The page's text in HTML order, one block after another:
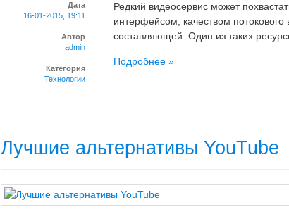
Дата
16-01-2015, 19:11
Автор
admin
Категория
Технологии
Редкий видеосервис может
интерфейсом, качеством потокового
составляющей. Один из таких
Подробнее »
Лучшие альтернативы YouTube